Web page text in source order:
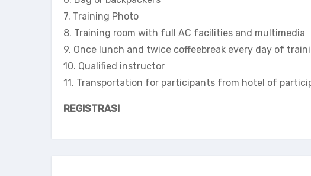
7. Training Photo
8. Training room with full AC facilities and multimedia
9. Once lunch and twice coffeebreak every day of
10. Qualified instructor
11. Transportation for participants from hotel of
REGISTRASI